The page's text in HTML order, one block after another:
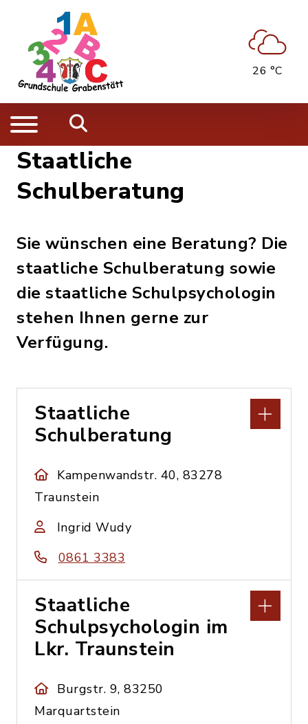
26 °C
Staatliche
Schulberatung
Sie wünschen eine Beratung? Die
staatliche Schulberatung sowie
die staatliche Schulpsychologin
stehen Ihnen gerne zur
Verfügung.
Staatliche
Schulberatung
Kampenwandstr. 40, 83278
Traunstein
Ingrid Wudy
0861 3383
Staatliche
Schulpsychologin im
Lkr. Traunstein
Burgstr. 9, 83250
Marquartstein